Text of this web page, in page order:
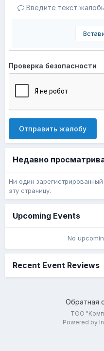
Введите текст
Проверка безопасности
Отправить жалобу
Недавно
Ни один
эту страницу.
Upcoming Events
No
Recent Event Reviews
Обратная
ТОО
Powered by